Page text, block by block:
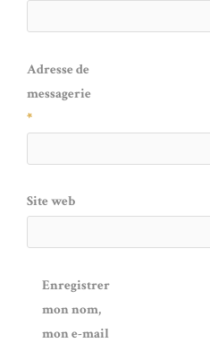
Adresse de
messagerie
*
Site web
Enregistrer
mon nom,
mon e-mail